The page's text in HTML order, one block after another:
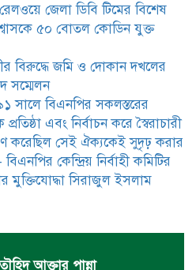
জেলা ডিবি টিমের বিশেষ
৫০ বোতল কোডিন যুক্ত
বিরুদ্ধে জমি ও দোকান দখলের
সম্মেলন
সালে বিএনপির সকলস্তরের
এবং নির্বাচন করে স্বৈরাচারী
করেছিল সেই ঐক্যকেই সুদৃঢ় করার
কেন্দ্রিয় নির্বাহী কমিটির
মুক্তিযোদ্ধা সিরাজুল ইসলাম
আক্তার পান্না